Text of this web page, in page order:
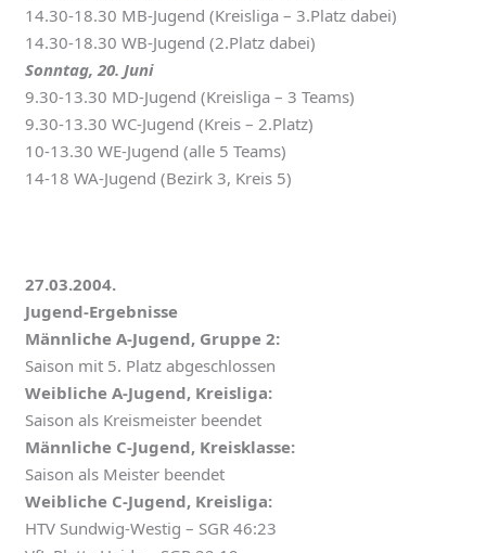
14.30-18.30 MB-Jugend (Kreisliga – 3.Platz dabei)
14.30-18.30 WB-Jugend (2.Platz dabei)
Sonntag, 20. Juni
9.30-13.30 MD-Jugend (Kreisliga – 3 Teams)
9.30-13.30 WC-Jugend (Kreis – 2.Platz)
10-13.30 WE-Jugend (alle 5 Teams)
14-18 WA-Jugend (Bezirk 3, Kreis 5)
27.03.2004.
Jugend-Ergebnisse
Männliche A-Jugend, Gruppe 2:
Saison mit 5. Platz abgeschlossen
Weibliche A-Jugend, Kreisliga:
Saison als Kreismeister beendet
Männliche C-Jugend, Kreisklasse:
Saison als Meister beendet
Weibliche C-Jugend, Kreisliga:
HTV Sundwig-Westig – SGR 46:23